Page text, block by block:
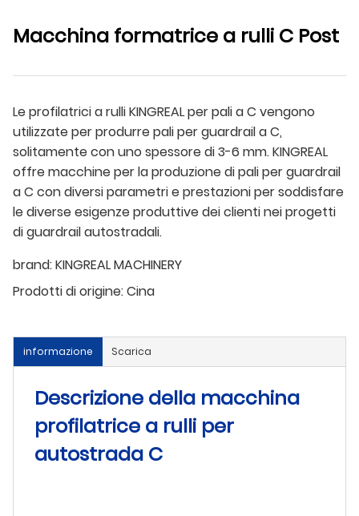
Macchina formatrice a rulli C Post
Le profilatrici a rulli KINGREAL per pali a C vengono
utilizzate per produrre pali per guardrail a C,
solitamente con uno spessore di 3-6 mm. KINGREAL
offre macchine per la produzione di pali per guardrail
a C con diversi parametri e prestazioni per soddisfare
le diverse esigenze produttive dei clienti nei progetti
di guardrail autostradali.
brand:KINGREAL MACHINERY
Prodotti di origine:Cina
informazione Scarica
Descrizione della macchina
profilatrice a rulli per
autostrada C